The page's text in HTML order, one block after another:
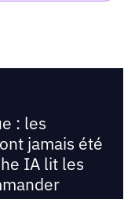
: les
jamais été
IA lit les